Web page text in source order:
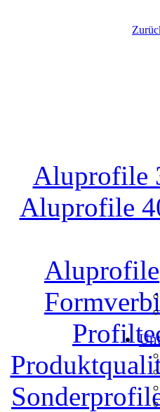
Aluprofile
Aluprofile
Aluprofile